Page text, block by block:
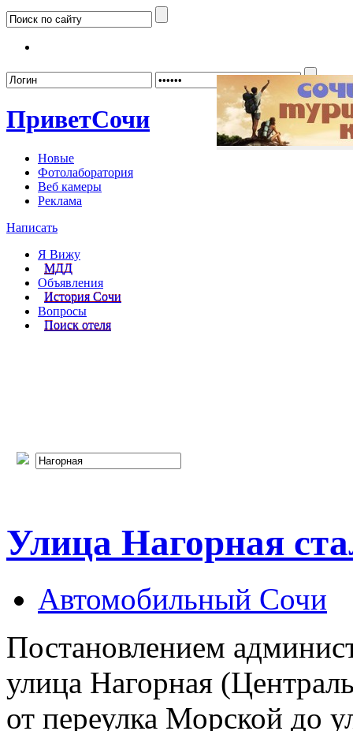
ПриветСочи
Новые
Фотолаборатория
Веб камеры
Реклама
Написать
Я Вижу
МДД
Объявления
История Сочи
Вопросы
Поиск отеля
Улица Нагорная
Автомобильный Сочи
Постановлением
улица Нагорная
от переулка Морской до